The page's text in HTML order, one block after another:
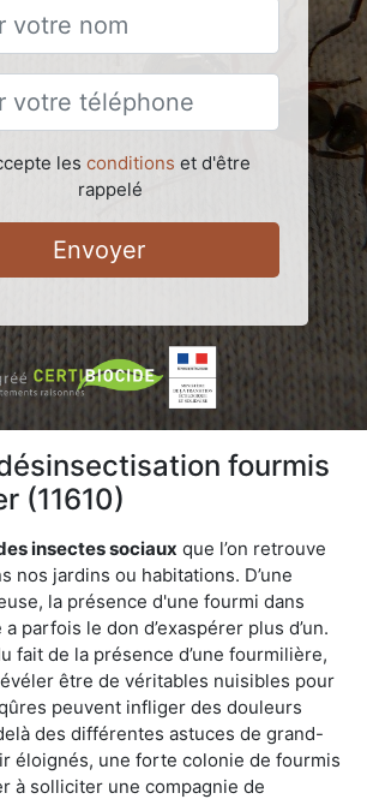
les conditions et d'être
rappelé
Envoyer
fourmis
(11610)
insectes sociaux que l’on retrouve
nos jardins ou habitations. D’une
la présence d'une fourmi dans
parfois le don d’exaspérer plus d’un.
fait de la présence d’une fourmilière,
être de véritables nuisibles pour
peuvent infliger des douleurs
des différentes astuces de grand-
éloignés, une forte colonie de fourmis
à solliciter une compagnie de